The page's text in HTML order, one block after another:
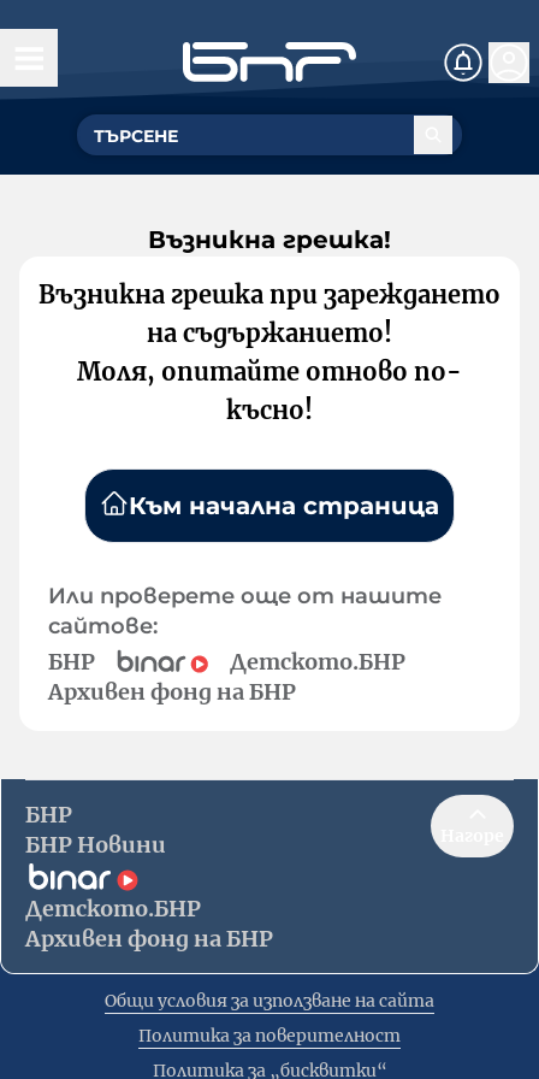
Възникна грешка!
Възникна грешка при зареждането
на съдържанието!
Моля, опитайте отново по-
късно!
Към начална страница
Или проверете още от нашите
сайтове:
БНР
Детското.БНР
Архивен фонд на БНР
БНР
БНР Новини
Детското.БНР
Архивен фонд на БНР
Общи условия за използване на сайта
Политика за поверителност
Политика за „бисквитки“